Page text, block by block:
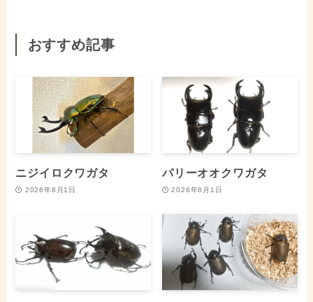
おすすめ記事
ニジイロクワガタ
2026年8月1日
パリーオオクワガタ
2026年8月1日